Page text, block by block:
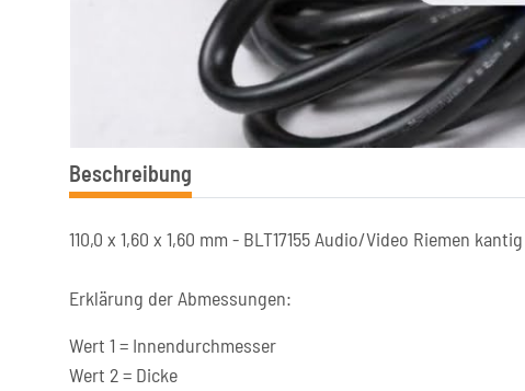
Beschreibung
110,0 x 1,60 x 1,60 mm - BLT17155 Audio/Video Riemen kantig
Erklärung der Abmessungen:
Wert 1 = Innendurchmesser
Wert 2 = Dicke